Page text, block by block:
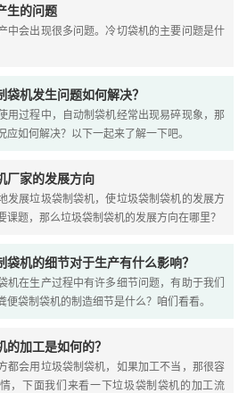
生的问题
中会出现很多问题。冷切袋机的主要问题是什
袋机发生问题如何解决？
用过程中，自动制袋机经常出现易碎现象，那
应如何解决？以下一起来了解一下吧。
厂家的发展方向
发展垃圾袋制袋机，使垃圾袋制袋机的发展方
课题，那么垃圾袋制袋机的发展方向在哪里？
袋机的细节对于生产有什么影响？
机在生产过程中有许多细节问题，有助于我们
便袋制袋机的制造细节是什么？咱们看看。
加工是如何的？
都会用垃圾袋制袋机，如果加工不当，那很容
，下面我们来看一下垃圾袋制袋机的加工流